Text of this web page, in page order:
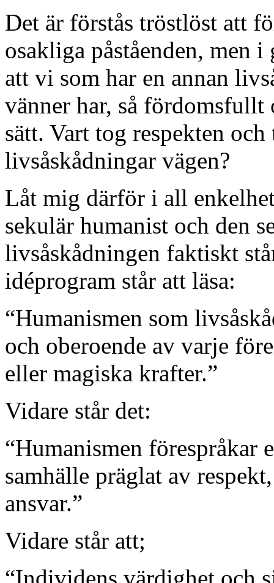
Det är förstås tröstlöst att
osakliga påståenden, men
att vi som har en annan
vänner har, så
sätt. Vart tog respekten
livsåskådningar vägen?
Låt mig därför i all
sekulär humanist och den
livsåskådningen faktiskt
idéprogram står att läsa:
“Humanismen som
och oberoende av varje
eller magiska krafter.”
Vidare står det:
“Humanismen förespråkar
samhälle präglat av
ansvar.”
Vidare står att;
“Individens värdighet och